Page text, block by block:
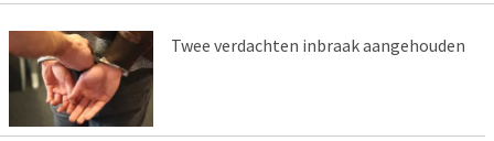
Twee verdachten inbraak aangehouden